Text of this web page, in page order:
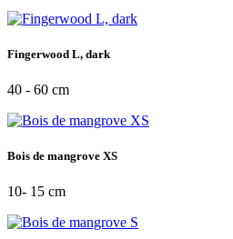
Fingerwood L, dark
40 - 60 cm
Bois de mangrove XS
10- 15 cm